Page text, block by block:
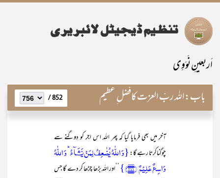
اَربعینِ نَوَوِی
باب:اللہ ربّ العزت کافضل ِ عظیم 852 /
آخر میں بھی فرمایا گیا کہ پھر اللہ اس اجر کو دوگنے سے
چوگناکرتا رہے گا:{وَ اللّٰہُ یُضٰعِفُ لِمَنۡ یَّشَآءُ ؕ وَ اللّٰہُ
وَاسِعٌ عَلِیۡمٌ ﴿۲۶۱﴾}
’’اور اللہ بڑھا چڑھا کر دے گا جس